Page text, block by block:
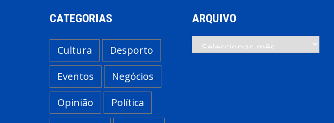
CATEGORIAS
Cultura
Desporto
Eventos
Negócios
Opinião
Política
ARQUIVO
Arquivo